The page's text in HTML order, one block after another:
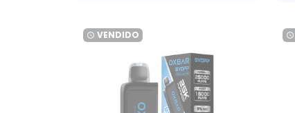
watch_later VENDIDO watch_later